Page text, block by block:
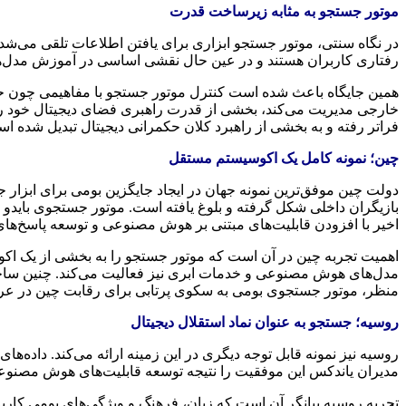
موتور جستجو به مثابه زیرساخت قدرت
در نگاه سنتی، موتور جستجو ابزاری برای یافتن اطلاعات تلقی
رفتاری کاربران هستند و در عین حال نقشی اساسی در آموزش
همین جایگاه باعث شده است کنترل موتور جستجو با مفاهیمی چون
خارجی مدیریت می‌کند، بخشی از قدرت راهبری فضای دیجیتال خود
فراتر رفته و به بخشی از راهبرد کلان حکمرانی دیجیتال تبدیل شده
چین؛ نمونه کامل یک اکوسیستم مستقل
دولت چین موفق‌ترین نمونه جهان در ایجاد جایگزین بومی برای
اخیر با افزودن قابلیت‌های مبتنی بر هوش مصنوعی و توسعه
اهمیت تجربه چین در آن است که موتور جستجو را به بخشی از یک
مدل‌های هوش مصنوعی و خدمات ابری نیز فعالیت می‌کند. چنین
منظر، موتور جستجوی بومی به سکوی پرتابی برای رقابت چین
روسیه؛ جستجو به عنوان نماد استقلال دیجیتال
مدیران یاندکس این موفقیت را نتیجه توسعه قابلیت‌های هوش
تجربه روسیه بیانگر آن است که زبان، فرهنگ و ویژگی‌های بومی